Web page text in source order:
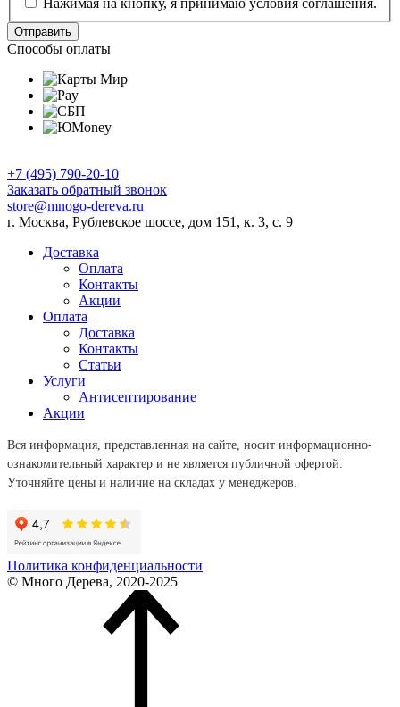
Нажимая на кнопку, я принимаю условия соглашения.
Отправить
Способы оплаты
+7 (495) 790-20-10
Заказать обратный звонок
store@mnogo-dereva.ru
г. Москва, Рублевское шоссе, дом 151, к. 3, с. 9
Доставка
Оплата
Контакты
Акции
Оплата
Доставка
Контакты
Статьи
Услуги
Антисептирование
Акции
Вся информация, представленная на сайте, носит информационно-
ознакомительный характер и не является публичной офертой.
Уточняйте цены и наличие на складах у менеджеров.
Политика конфиденциальности
© Много Дерева, 2020-2025